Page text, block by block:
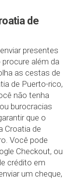
de
presentes
procure além da
as cestas de
de Puerto-rico,
não tenha
burocracias
que o
Croatia de
Você pode
Checkout, ou
crédito em
um cheque,